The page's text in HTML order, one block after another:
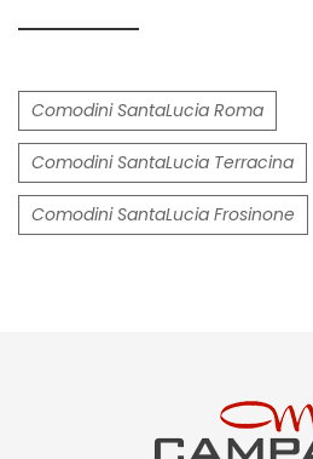
Comodini SantaLucia Roma
Comodini SantaLucia Terracina
Comodini SantaLucia Frosinone